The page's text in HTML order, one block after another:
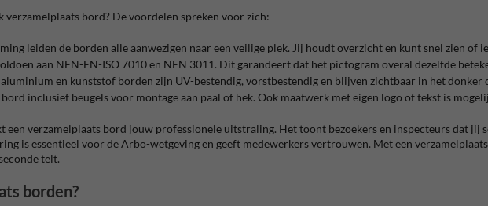
bord? De voordelen spreken voor zich:
leiden de borden alle aanwezigen naar een veilige plek. Jij houdt overzicht en kunt snel zien of
aan NEN-EN-ISO 7010 en NEN 3011. Dit garandeert dat het pictogram overal dezelfde
aluminium en kunststof borden zijn UV-bestendig, vorstbestendig en blijven zichtbaar in het donker
inclusief beugels voor montage aan paal of hek. Ook maatwerk met eigen logo of tekst is
een verzamelplaats bord jouw professionele uitstraling. Het toont bezoekers en inspecteurs dat jij
is essentieel voor de Arbo-wetgeving en geeft medewerkers vertrouwen. Met een
telt.
borden?